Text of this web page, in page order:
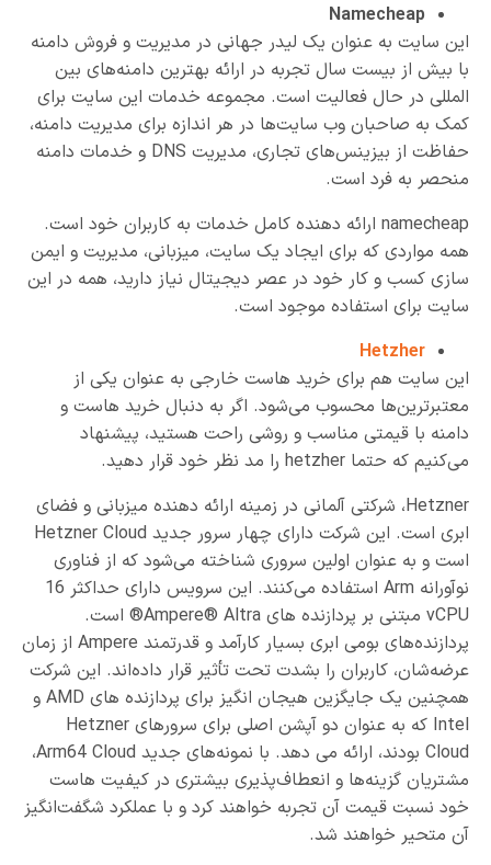
Namecheap
این سایت به عنوان یک لیدر جهانی در مدیریت و فروش دامنه
با بیش از بیست سال تجربه در ارائه بهترین دامنه‌های بین
المللی در حال فعالیت است. مجموعه خدمات این سایت برای
کمک به صاحبان وب سایت‌ها در هر اندازه برای مدیریت دامنه،
حفاظت از بیزینس‌های تجاری، مدیریت DNS و خدمات دامنه
منحصر به فرد است.
namecheap ارائه دهنده کامل خدمات به کاربران خود است.
همه مواردی که برای ایجاد یک سایت، میزبانی، مدیریت و ایمن
سازی کسب و کار خود در عصر دیجیتال نیاز دارید، همه در این
سایت برای استفاده موجود است.
Hetzher
این سایت هم برای خرید هاست خارجی به عنوان یکی از
معتبرترین‌ها محسوب می‌شود. اگر به دنبال خرید هاست و
دامنه با قیمتی مناسب و روشی راحت هستید، پیشنهاد
می‌کنیم که حتما hetzher را مد نظر خود قرار دهید.
Hetzner، شرکتی آلمانی در زمینه ارائه دهنده میزبانی و فضای
ابری است. این شرکت دارای چهار سرور جدید Hetzner Cloud
است و به عنوان اولین سروری شناخته می‌شود که از فناوری
نوآورانه Arm استفاده می‌کنند. این سرویس دارای حداکثر 16
vCPU مبتنی بر پردازنده های Ampere® Altra® است.
پردازنده‌های بومی ابری بسیار کارآمد و قدرتمند Ampere از زمان
عرضه‌شان، کاربران را بشدت تحت تأثیر قرار داده‌اند. این شرکت
همچنین یک جایگزین هیجان انگیز برای پردازنده های AMD و
Intel که به عنوان دو آپشن اصلی برای سرورهای Hetzner
Cloud بودند، ارائه می دهد. با نمونه‌های جدید Arm64 Cloud،
مشتریان گزینه‌ها و انعطاف‌پذیری بیشتری در کیفیت هاست
خود نسبت قیمت آن تجربه خواهند کرد و با عملکرد شگفت‌انگیز
آن متحیر خواهند شد.